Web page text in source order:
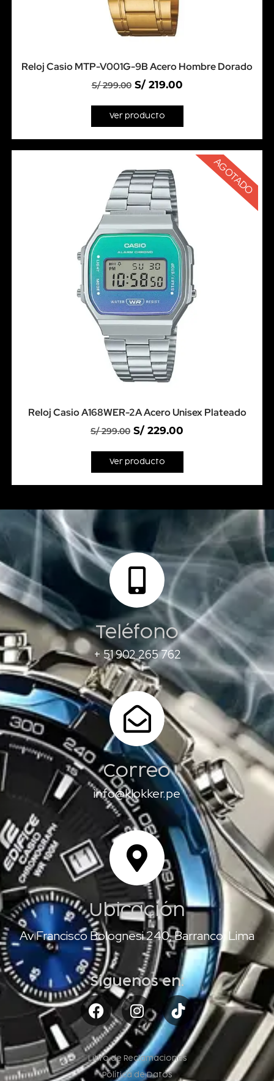
Reloj Casio MTP-V001G-9B Acero Hombre Dorado
S/299.00 S/219.00
Ver producto
AGOTADO
Reloj Casio A168WER-2A Acero Unisex Plateado
S/299.00 S/ 229.00
Ver producto
Teléfono
+ 51 902 265 762
Correo
info@klokker.pe
Ubicación
Av Francisco Bolognesi 240, Barranco, Lima
Síguenos en:
Libro de Reclamaciones
Política de Datos